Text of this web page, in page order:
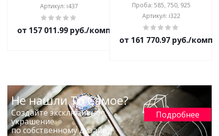
Артикул: i437
от 157 011.99 руб./комплект
Проба: 585, 750, 925
Артикул: i322
от 161 770.97 руб./
Не нашли То Самое?
Создайте эксклюзивное
украшение
по собственному дизайну!
Подробнее